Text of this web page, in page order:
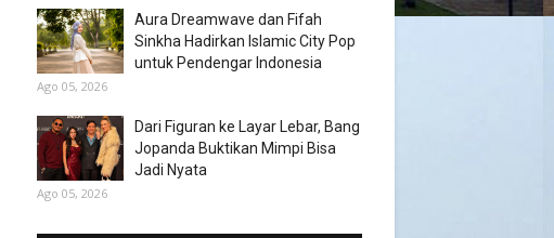
Aura Dreamwave dan Fifah
Sinkha Hadirkan Islamic City Pop
untuk Pendengar Indonesia
Ago 05, 2026
Dari Figuran ke Layar Lebar, Bang
Jopanda Buktikan Mimpi Bisa
Jadi Nyata
Ago 05, 2026